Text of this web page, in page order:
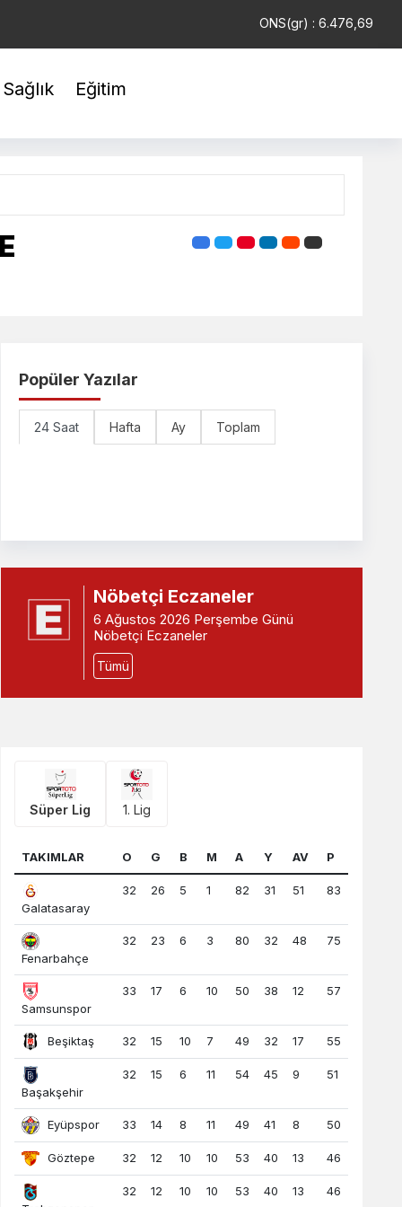
ONS(gr) : 6.476,69
Sağlık Eğitim
Popüler Yazılar
24 Saat Hafta Ay Toplam
Nöbetçi Eczaneler
6 Ağustos 2026 Perşembe Günü
Nöbetçi Eczaneler
Tümü
Süper Lig 1. Lig
TAKIMLAR O G B M A Y AV P
Galatasaray
32 26 5 1 82 31 51 83
Fenarbahçe
32 23 6 3 80 32 48 75
Samsunspor
33 17 6 10 50 38 12 57
Beşiktaş 32 15 10 7 49 32 17 55
Başakşehir
32 15 6 11 54 45 9 51
Eyüpspor 33 14 8 11 49 41 8 50
Göztepe 32 12 10 10 53 40 13 46
32 12 10 10 53 40 13 46